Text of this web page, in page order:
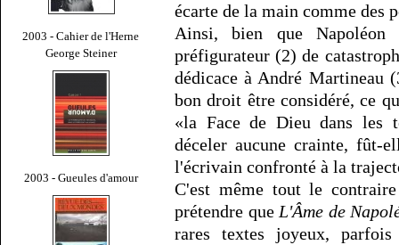
2003 - Cahier de l'Herne
George Steiner
2003 - Gueules d'amour
écarte de la main comme des
Ainsi, bien que
préfigurateur (2) de
dédicace à André Martineau
bon droit être considéré, ce
«la Face de Dieu dans les
déceler aucune crainte, fût-
l'écrivain confronté à la
C'est même tout le
prétendre que L'Âme de
rares textes joyeux,